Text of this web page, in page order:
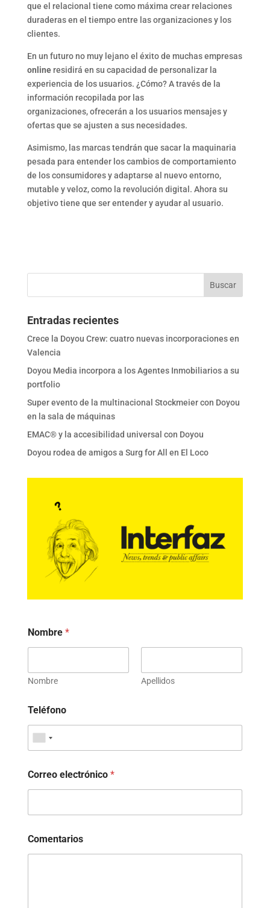
que el relacional tiene como máxima crear relaciones
duraderas en el tiempo entre las organizaciones y los
clientes.
En un futuro no muy lejano el éxito de muchas empresas
onlineresidirá en su capacidad de personalizar la
experiencia de los usuarios. ¿Cómo? A través de la
información recopilada por las
organizaciones, ofrecerán a los usuarios mensajes y
ofertas que se ajusten a sus necesidades.
Asimismo, las marcas tendrán que sacar la maquinaria
pesada para entender los cambios de comportamiento
de los consumidores y adaptarse al nuevo entorno,
mutable y veloz, como la revolución digital. Ahora su
objetivo tiene que ser entender y ayudar al usuario.
Entradas recientes
Crece la Doyou Crew: cuatro nuevas incorporaciones en
Valencia
Doyou Media incorpora a los Agentes Inmobiliarios a su
portfolio
Super evento de la multinacional Stockmeier con Doyou
en la sala de máquinas
EMAC® y la accesibilidad universal con Doyou
Doyou rodea de amigos a Surg for All en El Loco
Nombre *
Nombre Apellidos
Teléfono
Correo electrónico *
Comentarios